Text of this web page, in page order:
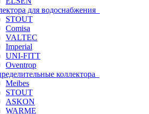
для водоснабжения
STOUT
Comisa
VALTEC
Imperial
UNI-FITT
Oventrop
коллектора
Meibes
STOUT
ASKON
WARME